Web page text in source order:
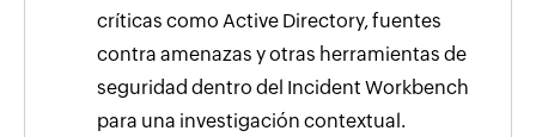
críticas como Active Directory, fuentes
contra amenazas y otras herramientas de
seguridad dentro del Incident Workbench
para una investigación contextual.